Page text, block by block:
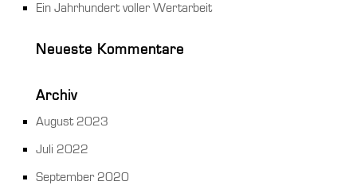
Ein Jahrhundert voller Wertarbeit
Neueste Kommentare
Archiv
August 2023
Juli 2022
September 2020